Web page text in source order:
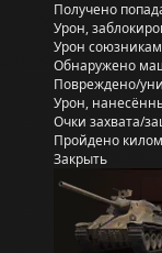
Получено
Урон,
Урон
Обнаружено
Повреждено/
Урон,
Очки захвата/
Пройдено
Закрыть